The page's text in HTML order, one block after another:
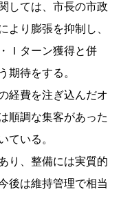
しては、市長の市政
より膨張を抑制し、
Ｉターン獲得と併
期待をする。
経費を注ぎ込んだオ
順調な集客があった
ている。
り、整備には実質的
後は維持管理で相当